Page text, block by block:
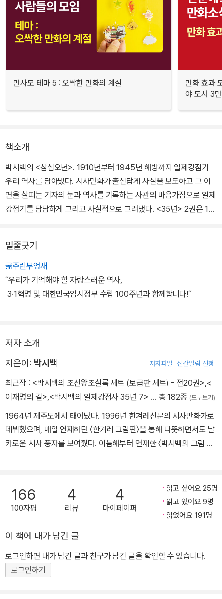
만사모 테마 5 : 오싹한 만화의 계절
만화 효과
야 도서 3
책소개
박시백의 <삼십오년>. 1910년부터 1945년 해방까지 일제강점기
우리 역사를 담아냈다. 시사만화가 출신답게 사실을 보도하고 그 이
면을 살피는 기자의 눈과 역사를 기록하는 사관의 마음가짐으로 일제
강점기를 담담하게 그리고 사실적으로 그려냈다. <35년> 2권은 191
조선인을 근대인으로 변모하게 한 잊지 못할 우리의 역사, 100주년
을 맞이하여 일제강점기 당시 가장 빠른 매체였던 '신문'을 모티브로
<35년> 2권 리커버 버전인 <삼십오년 : 3.1혁명과 대한민국임시정
부>을 기획했다. 3.1혁명을 메인 기사로, 대한민국임시정부 수립을
그리고 뒤표지에는 대통령 직속 '3.1운동 및 대한민국임시정부 수립 1
고 바르게 읽는 3.1독립선언서'를 실어서 3.1혁명의 의미를 다시금 되
새길 수 있게 하였다.
밑줄긋기
굶주린부엉새
˝우리가 기억해야 할 자랑스러운 역사,
3·1혁명 및 대한민국임시정부 수립 100주년과 함께합니다!˝
저자 소개
지은이: 박시백 저자파일 신간알림 신청
최근작 : <박시백의 조선왕조실록 세트 (보급판 세트) - 전20권>,<
이재명의 길>,<박시백의 일제강점사 35년 7> … 총 182종 (모두보기)
1964년 제주도에서 태어났다. 1996년 한겨레신문의 시사만화가로
데뷔했으며, 매일 연재하던 〈한겨레 그림판〉을 통해 따뜻하면서도 날
카로운 시사 풍자를 보여줬다. 이듬해부터 연재한 〈박시백의 그림 세
화로 만드는 구상을 하고, 2001년에 그 구상을 실행에 옮기기 위해
신문사를 그만두었다. 2003년 《박시백의 조선왕조실록》 첫 권이 출
간되었고, 그해 대한민국 만화대상 장관상을 수상했다. 이후 10년간
년 완간했다. 13년간의 대장정을 마감한 그해 부천만화대상을 수상했
다. 2020년 일제강점사를 다룬 《35년》 전 7권을 내놓았고, 2024
년 《박시백의 고려사》 전 5권을 출간하며 한반도 역사상 가장 역동적
166
100자평
4
리뷰
4
마이페이퍼
읽고 싶어요 25명
읽고 있어요 9명
읽었어요 191명
이 책에 내가 남긴 글
로그인하면 내가 남긴 글과 친구가 남긴 글을 확인할 수 있습니다.
로그인하기